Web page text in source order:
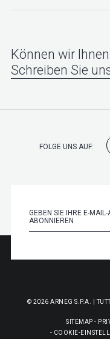
Können wir
Schreiben Sie
FOLGE UNS AUF:
© 2026 ARNEG S.P.A. |
SITEMAP -
- COOKIE-